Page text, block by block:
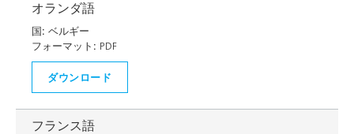
オランダ語
国: ベルギー
フォーマット: PDF
ダウンロード
フランス語